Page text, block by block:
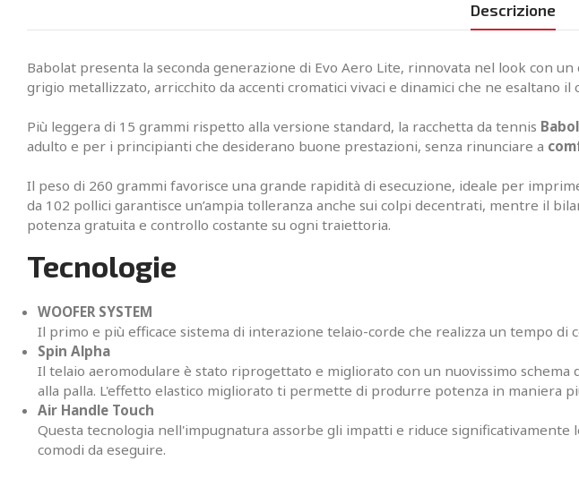
Descrizione
Babolat presenta la seconda generazione di Evo Aero Lite, rinnovata nel look con
grigio metallizzato, arricchito da accenti cromatici vivaci e dinamici che ne esaltano il
Più leggera di 15 grammi rispetto alla versione standard, la racchetta da tennis
adulto e per i principianti che desiderano buone prestazioni, senza rinunciare a
Il peso di 260 grammi favorisce una grande rapidità di esecuzione, ideale per
da 102 pollici garantisce un’ampia tolleranza anche sui colpi decentrati, mentre il
potenza gratuita e controllo costante su ogni traiettoria.
Tecnologie
WOOFER SYSTEM
Il primo e più efficace sistema di interazione telaio-corde che realizza un tempo
Spin Alpha
Il telaio aeromodulare è stato riprogettato e migliorato con un nuovissimo
alla palla. L'effetto elastico migliorato ti permette di produrre potenza in maniera
Air Handle Touch
Questa tecnologia nell'impugnatura assorbe gli impatti e riduce
comodi da eseguire.